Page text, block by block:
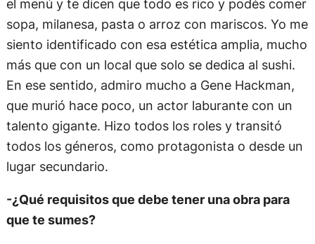
el menú y te dicen que todo es rico y podés comer
sopa, milanesa, pasta o arroz con mariscos. Yo me
siento identificado con esa estética amplia, mucho
más que con un local que solo se dedica al sushi.
En ese sentido, admiro mucho a Gene Hackman,
que murió hace poco, un actor laburante con un
talento gigante. Hizo todos los roles y transitó
todos los géneros, como protagonista o desde un
lugar secundario.
-¿Qué requisitos que debe tener una obra para
que te sumes?